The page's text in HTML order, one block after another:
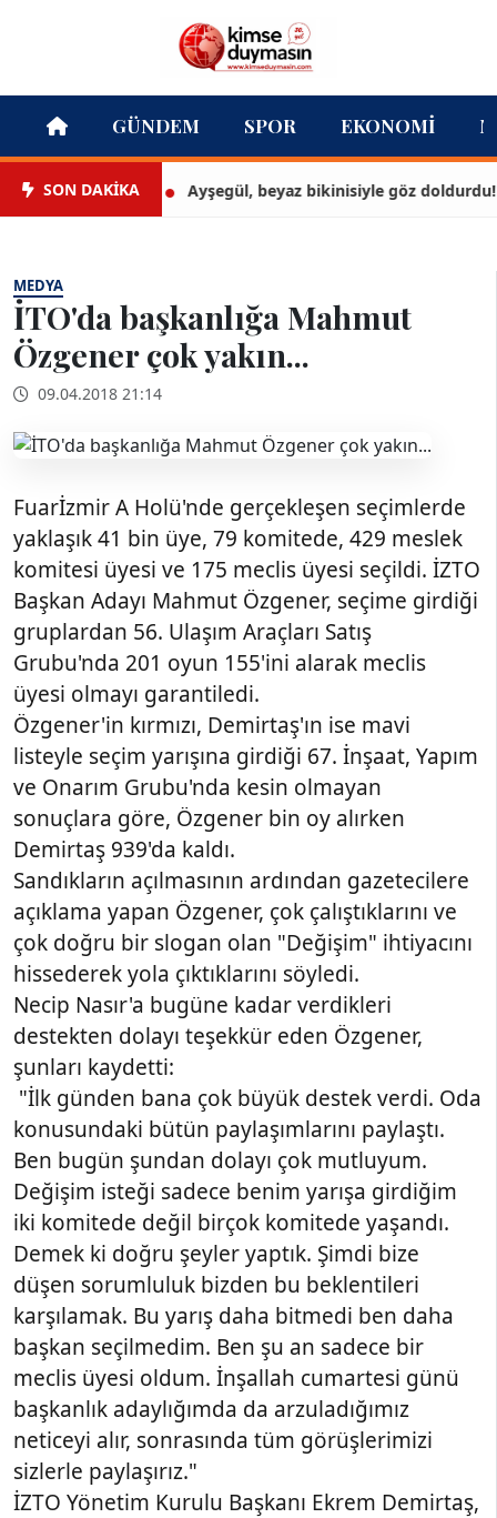
GÜNDEM SPOR EKONOMI
SON DAKİKA Ayşegül, beyaz bikinisiyle göz doldurdu!
MEDYA
İTO'da başkanlığa Mahmut
Özgener çok yakın...
09.04.2018 21:14
Fuarİzmir A Holü'nde gerçekleşen seçimlerde
yaklaşık 41 bin üye, 79 komitede, 429 meslek
komitesi üyesi ve 175 meclis üyesi seçildi. İZTO
Başkan Adayı Mahmut Özgener, seçime girdiği
gruplardan 56. Ulaşım Araçları Satış
Grubu'nda 201 oyun 155'ini alarak meclis
üyesi olmayı garantiledi.
Özgener'in kırmızı, Demirtaş'ın ise mavi
listeyle seçim yarışına girdiği 67. İnşaat, Yapım
ve Onarım Grubu'nda kesin olmayan
sonuçlara göre, Özgener bin oy alırken
Demirtaş 939'da kaldı.
Sandıkların açılmasının ardından gazetecilere
açıklama yapan Özgener, çok çalıştıklarını ve
çok doğru bir slogan olan "Değişim" ihtiyacını
hissederek yola çıktıklarını söyledi.
Necip Nasır'a bugüne kadar verdikleri
destekten dolayı teşekkür eden Özgener,
şunları kaydetti:
"İlk günden bana çok büyük destek verdi. Oda
konusundaki bütün paylaşımlarını paylaştı.
Ben bugün şundan dolayı çok mutluyum.
Değişim isteği sadece benim yarışa girdiğim
iki komitede değil birçok komitede yaşandı.
Demek ki doğru şeyler yaptık. Şimdi bize
düşen sorumluluk bizden bu beklentileri
karşılamak. Bu yarış daha bitmedi ben daha
başkan seçilmedim. Ben şu an sadece bir
meclis üyesi oldum. İnşallah cumartesi günü
başkanlık adaylığımda da arzuladığımız
neticeyi alır, sonrasında tüm görüşlerimizi
sizlerle paylaşırız."
İZTO Yönetim Kurulu Başkanı Ekrem Demirtaş,